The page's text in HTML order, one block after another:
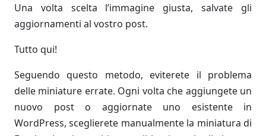
Una volta scelta l’immagine giusta, salvate gli
aggiornamenti al vostro post.
Tutto qui!
Seguendo questo metodo, eviterete il problema
delle miniature errate. Ogni volta che aggiungete un
nuovo post o aggiornate uno esistente in
WordPress, sceglierete manualmente la miniatura di